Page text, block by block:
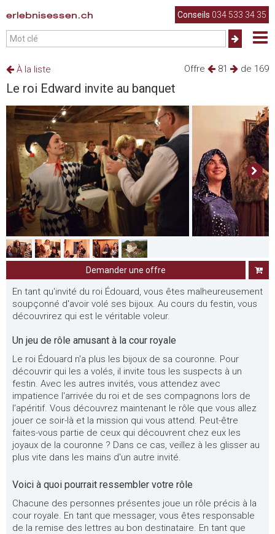
erlebnisessen.ch Conseils 034 533 34 35
Offre 81 de 169
À la liste
Le roi Edward invite au banquet
Demander une offre
En tant qu'invité du roi Édouard, vous êtes malheureusement
soupçonné d'avoir volé ses bijoux. Au cours du festin, vous
découvrirez qui est le véritable voleur.
Un jeu de rôle amusant à la cour royale
Le roi Édouard n'a plus les bijoux de sa couronne. Pour
découvrir qui les a volés, il invite tous les suspects à un
festin. Avec les autres invités, vous attendez avec
impatience l'arrivée du roi et de ses compagnons lors de
l'apéritif. Vous découvrez maintenant le rôle que vous allez
jouer ce soir-là et la mission qui vous attend. Peut-être
faites-vous partie de ceux qui découvrent chez eux les
joyaux de la couronne ? Dans ce cas, veillez à les glisser au
plus vite dans les mains d'un autre invité.
Voici à quoi pourrait ressembler votre rôle
Chacune des personnes présentes joue un rôle précis à la
cour royale. En tant que messager, vous êtes responsable
de la remise des lettres au bon destinataire. En tant que